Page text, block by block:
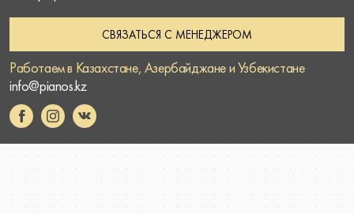
СВЯЗАТЬСЯ С МЕНЕДЖЕРОМ
Работаем в Казахстане, Азербайджане и Узбекистане
info@pianos.kz